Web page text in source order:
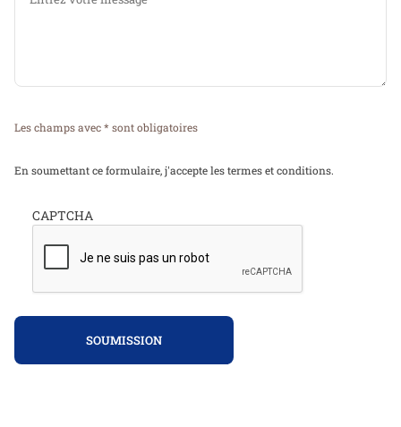
Les champs avec * sont obligatoires
En soumettant ce formulaire, j'accepte les termes et conditions.
CAPTCHA